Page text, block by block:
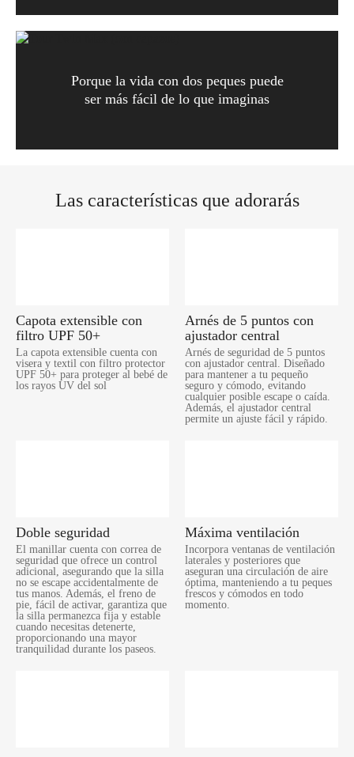
Porque la vida con dos peques puede
ser más fácil de lo que imaginas
Las características que adorarás
Capota extensible con
filtro UPF 50+
La capota extensible cuenta con
visera y textil con filtro protector
UPF 50+ para proteger al bebé de
los rayos UV del sol
Arnés de 5 puntos con
ajustador central
Arnés de seguridad de 5 puntos
con ajustador central. Diseñado
para mantener a tu pequeño
seguro y cómodo, evitando
cualquier posible escape o caída.
Además, el ajustador central
permite un ajuste fácil y rápido.
Doble seguridad
El manillar cuenta con correa de
seguridad que ofrece un control
adicional, asegurando que la silla
no se escape accidentalmente de
tus manos. Además, el freno de
pie, fácil de activar, garantiza que
la silla permanezca fija y estable
cuando necesitas detenerte,
proporcionando una mayor
tranquilidad durante los paseos.
Máxima ventilación
Incorpora ventanas de ventilación
laterales y posteriores que
aseguran una circulación de aire
óptima, manteniendo a tu peques
frescos y cómodos en todo
momento.